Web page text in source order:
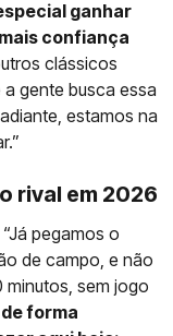
ganhar
confiança
clássicos
gente busca essa
estamos na
rival em 2026
pegamos o
de campo, e não
sem jogo
forma